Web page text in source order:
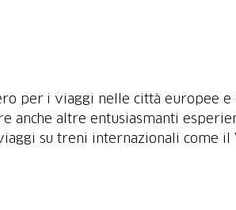
per i viaggi nelle città europee e
altre entusiasmanti
su treni internazionali come il